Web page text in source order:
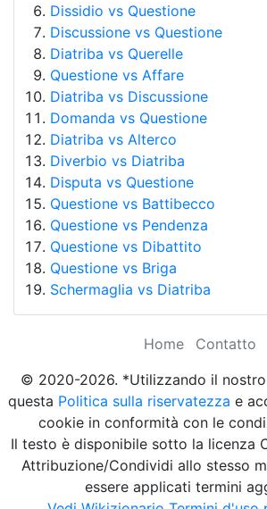
Dissidio vs Questione
Discussione vs Questione
Diatriba vs Querelle
Questione vs Affare
Diatriba vs Discussione
Domanda vs Questione
Diatriba vs Alterco
Diverbio vs Diatriba
Disputa vs Questione
Questione vs Battibecco
Questione vs Pendenza
Questione vs Dibattito
Questione vs Briga
Schermaglia vs Diatriba
Home
Contatto
© 2020-2026. *Utilizzando il
questa Politica sulla riservatezza e
cookie in conformità con le
Il testo è disponibile sotto la licenza
Attribuzione/Condividi allo stesso
essere applicati termini